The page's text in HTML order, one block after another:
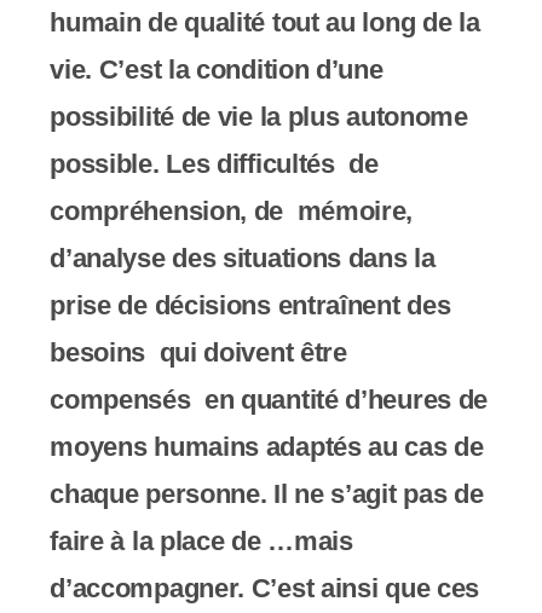
humain de qualité tout au long de la
vie. C’est la condition d’une
possibilité de vie la plus autonome
possible. Les difficultés de
compréhension, de mémoire,
d’analyse des situations dans la
prise de décisions entraînent des
besoins qui doivent être
compensés en quantité d’heures de
moyens humains adaptés au cas de
chaque personne. Il ne s’agit pas de
faire à la place de …mais
d’accompagner. C’est ainsi que ces